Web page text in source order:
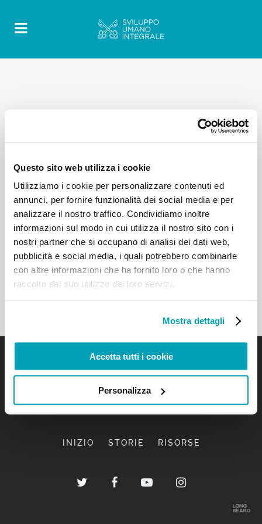
Questo sito web utilizza i cookie
Utilizziamo i cookie per personalizzare contenuti ed
annunci, per fornire funzionalità dei social media e per
analizzare il nostro traffico. Condividiamo inoltre
informazioni sul modo in cui utilizza il nostro sito con i
nostri partner che si occupano di analisi dei dati web,
pubblicità e social media, i quali potrebbero combinarle
con altre informazioni che ha fornito loro o che hanno
raccolto dal suo utilizzo dei loro servizi.
Mostra dettagli
Accetta tutti i cookie
Personalizza
INIZIO STORIE RISORSE